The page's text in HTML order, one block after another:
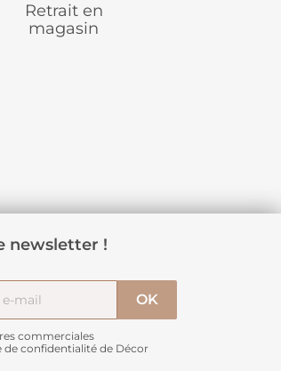
Retrait en
magasin
newsletter !
commerciales
de confidentialité de Décor